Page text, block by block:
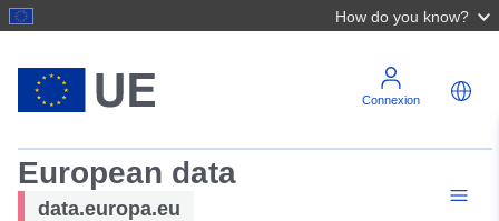
How do you know?
Connexion
European data
data.europa.eu